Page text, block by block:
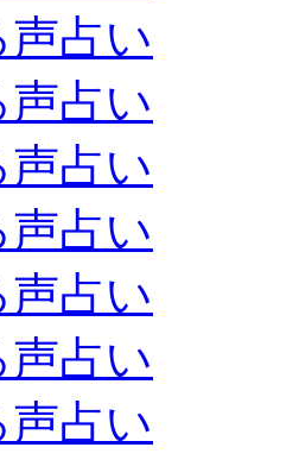
占い
占い
占い
占い
占い
占い
占い